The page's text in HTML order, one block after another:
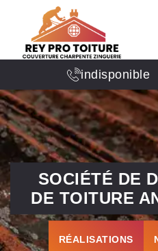
indisponible
SOCIÉTÉ DE
DE TOITURE
RÉALISATIONS